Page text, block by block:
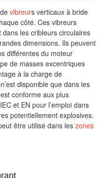
vibreurs verticaux à bride
côté. Ces vibreurs
les cribleurs circulaires
dimensions. Ils peuvent
différentes du moteur
de masses excentriques
à la charge de
disponible que dans les
conforme aux plus
et EN pour l’emploi dans
potentiellement explosives.
être utilisé dans les zones